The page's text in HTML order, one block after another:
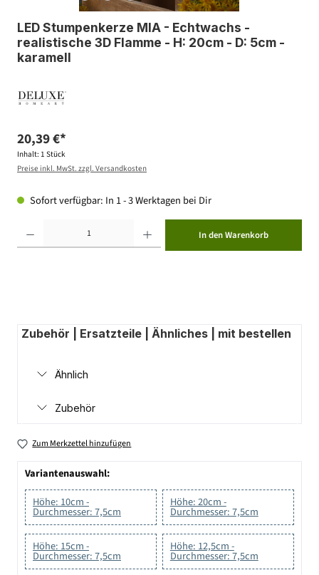
LED Stumpenkerze MIA - Echtwachs -
realistische 3D Flamme - H: 20cm - D: 5cm -
karamell
20,39 €*
Inhalt: 1 Stück
Preise inkl. MwSt. zzgl. Versandkosten
Sofort verfügbar: In 1 - 3 Werktagen bei Dir
In den Warenkorb
Zubehör | Ersatzteile | Ähnliches | mit bestellen
Ähnlich
Zubehör
Zum Merkzettel hinzufügen
Variantenauswahl:
Höhe: 10cm -
Durchmesser: 7,5cm
Höhe: 20cm -
Durchmesser: 7,5cm
Höhe: 15cm -
Durchmesser: 7,5cm
Höhe: 12,5cm -
Durchmesser: 7,5cm